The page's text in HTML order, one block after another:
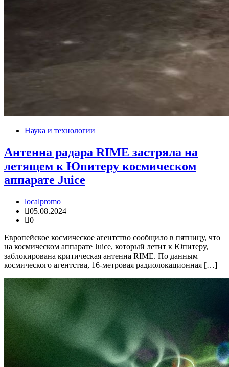
Наука и технологии
Антенна радара RIME застряла на
летящем к Юпитеру космическом
аппарате Juice
localpromo
05.08.2024
0
Европейское космическое агентство сообщило в пятницу, что
на космическом аппарате Juice, который летит к Юпитеру,
заблокирована критическая антенна RIME. По данным
космического агентства, 16-метровая радиолокационная […]